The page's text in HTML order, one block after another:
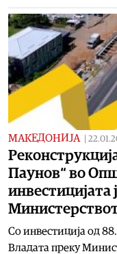
МАКЕДОНИЈА
Паунов“ во
инвестицијата
Со инвестиција од
Владата преку